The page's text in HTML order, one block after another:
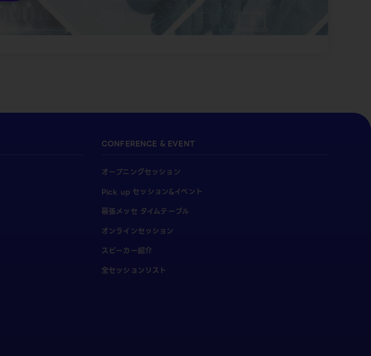
CONFERENCE & EVENT
オープニングセッション
Pick up セッション&イベント
幕張メッセ タイムテーブル
オンラインセッション
スピーカー紹介
全セッションリスト